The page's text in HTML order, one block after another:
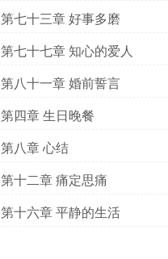
第七十三章 好事多磨
第七十七章 知心的爱人
第八十一章 婚前誓言
第四章 生日晚餐
第八章 心结
第十二章 痛定思痛
第十六章 平静的生活